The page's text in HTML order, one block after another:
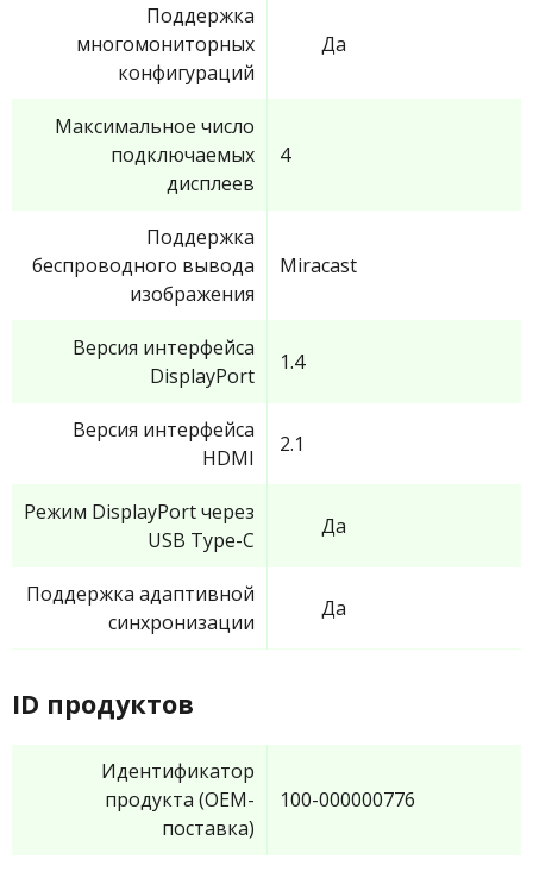
Поддержка
многомониторных
конфигураций
Да
Максимальное число
подключаемых
дисплеев
4
Поддержка
беспроводного вывода
изображения
Miracast
Версия интерфейса
DisplayPort
1.4
Версия интерфейса
HDMI
2.1
Режим DisplayPort через
USB Type-C
Да
Поддержка адаптивной
синхронизации
Да
ID продуктов
Идентификатор
продукта (OEM-
поставка)
100-000000776